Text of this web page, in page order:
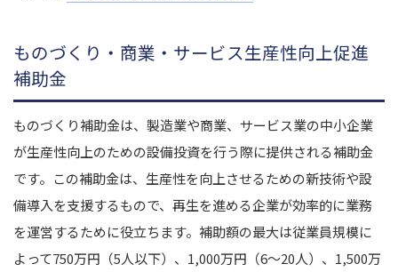
ものづくり・商業・サービス生産性向上促進
補助金
ものづくり補助金は、製造業や商業、サービス業の中小企業
が生産性向上のための設備投資を行う際に提供される補助金
です。この補助金は、生産性を向上させるための新技術や設
備導入を支援するもので、再生を進める企業が効率的に業務
を運営するために役立ちます。補助額の最大は従業員規模に
よって750万円（5人以下）、1,000万円（6～20人）、1,500万